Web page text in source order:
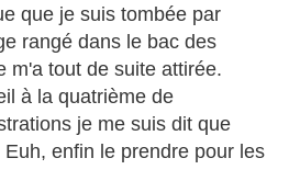
que je suis tombée par
rangé dans le bac des
m'a tout de suite attirée.
à la quatrième de
je me suis dit que
enfin le prendre pour les